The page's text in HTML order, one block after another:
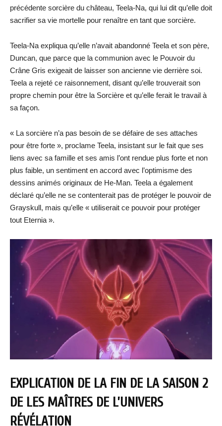
précédente sorcière du château, Teela-Na, qui lui dit qu’elle doit
sacrifier sa vie mortelle pour renaître en tant que sorcière.
Teela-Na expliqua qu’elle n’avait abandonné Teela et son père,
Duncan, que parce que la communion avec le Pouvoir du
Crâne Gris exigeait de laisser son ancienne vie derrière soi.
Teela a rejeté ce raisonnement, disant qu’elle trouverait son
propre chemin pour être la Sorcière et qu’elle ferait le travail à
sa façon.
« La sorcière n’a pas besoin de se défaire de ses attaches
pour être forte », proclame Teela, insistant sur le fait que ses
liens avec sa famille et ses amis l’ont rendue plus forte et non
plus faible, un sentiment en accord avec l’optimisme des
dessins animés originaux de He-Man. Teela a également
déclaré qu’elle ne se contenterait pas de protéger le pouvoir de
Grayskull, mais qu’elle « utiliserait ce pouvoir pour protéger
tout Eternia ».
EXPLICATION DE LA FIN DE LA SAISON 2
DE LES MAÎTRES DE L’UNIVERS
RÉVÉLATION